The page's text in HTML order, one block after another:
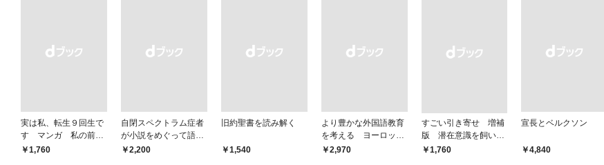
実は私、転生９回生で
す マンガ 私の前世
物語
￥1,760
自閉スペクトラム症者
が小説をめぐって語り
あう
￥2,200
旧約聖書を読み解く
￥1,540
より豊かな外国語教育
を考える ヨーロッパ
9か国の事例から
￥2,970
すごい引き寄せ 増補
版 潜在意識を飼い馴
らす方法
￥1,760
宣長とベルクソン
￥4,840